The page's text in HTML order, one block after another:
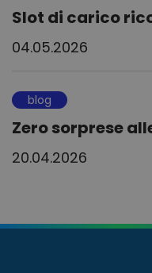
Slot di carico
04.05.2026
blog
Zero sorprese
20.04.2026